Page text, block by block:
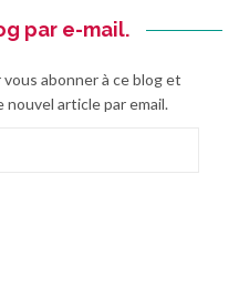
par e-mail.
abonner à ce blog et
article par email.